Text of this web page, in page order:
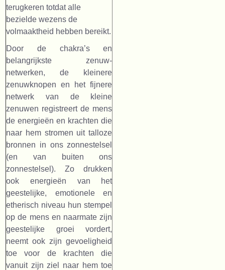
terugkeren totdat alle
bezielde wezens de
volmaaktheid hebben bereikt.
Door de chakra’s en
belangrijkste zenuw-
netwerken, de kleinere
zenuwknopen en het fijnere
netwerk van de kleine
zenuwen registreert de mens
de energieën en krachten die
naar hem stromen uit talloze
bronnen in ons zonnestelsel
(en van buiten ons
zonnestelsel). Zo drukken
ook energieën van het
geestelijke, emotionele en
etherisch niveau hun stempel
op de mens en naarmate zijn
geestelijke groei vordert,
neemt ook zijn gevoeligheid
toe voor de krachten die
vanuit zijn ziel naar hem toe